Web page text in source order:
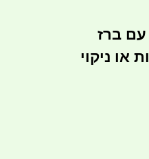
איכותי 18 ליטר עם ברז
או ניקוי